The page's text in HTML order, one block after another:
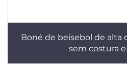
Boné de beisebol de alta
sem costura e